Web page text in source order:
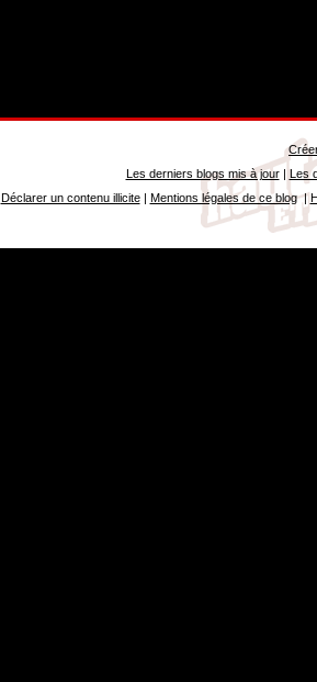
Les derniers blogs mis à jour| Les
Déclarer un contenu illicite| Mentions légales de ce blog|